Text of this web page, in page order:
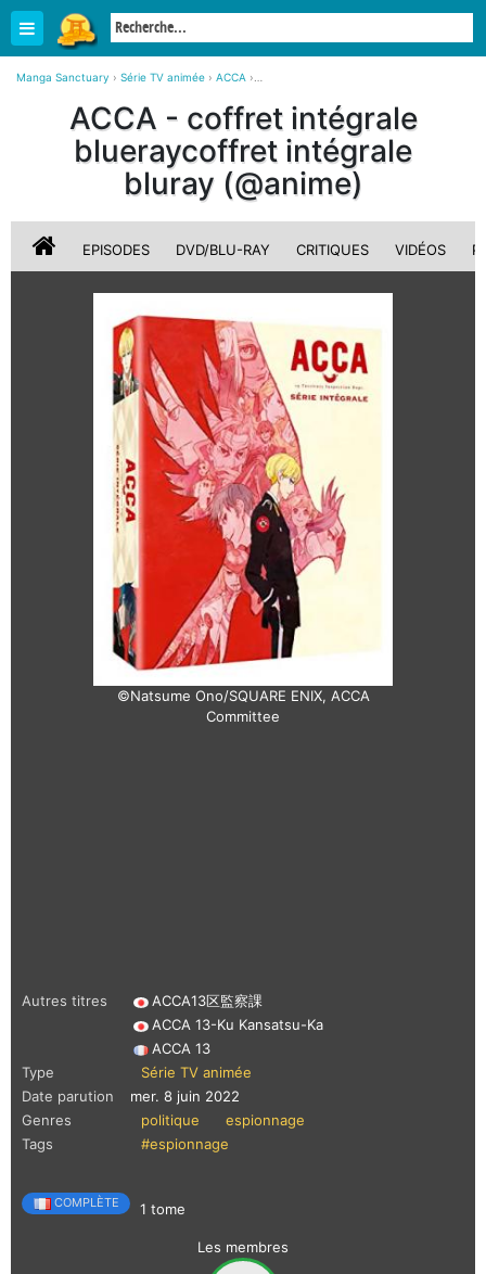
Manga Sanctuary › Série TV animée › ACCA ›
ACCA - coffret intégrale
blueraycoffret intégrale
bluray (@anime)
EPISODES DVD/BLU-RAY CRITIQUES VIDÉOS
©Natsume Ono/SQUARE ENIX, ACCA
Committee
Autres titres
ACCA13区監察課
ACCA 13-Ku Kansatsu-Ka
ACCA 13
Type
Série TV animée
Date parution
mer. 8 juin 2022
Genres
politique
espionnage
Tags
#espionnage
COMPLÈTE 1 tome
Les membres